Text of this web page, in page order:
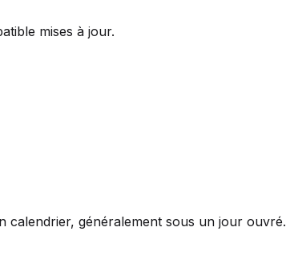
mises à jour.
généralement sous un jour ouvré.